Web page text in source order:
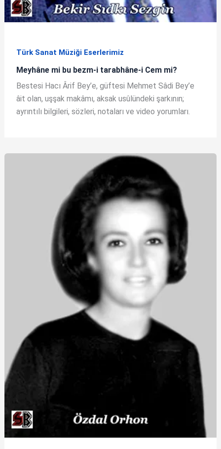
Türk Sanat Müziği Eserlerimiz
Meyhâne mi bu bezm-i tarabhâne-i Cem mi?
Bestesi Hacı Ârif Bey’e, güftesi Mehmet Sâdi Bey’e
âit olan, uşşak makâmı, aksak usûlündeki şarkının;
ayrıntılı bilgileri, sözleri, notaları ve video yorumları.